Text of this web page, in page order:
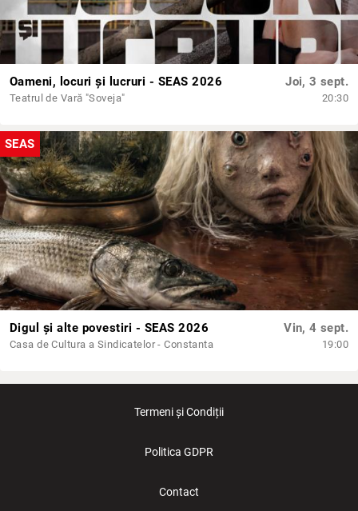
Oameni, locuri și lucruri - SEAS 2026
Teatrul de Vară "Soveja"
Joi, 3 sept.
20:30
SEAS
Digul și alte povestiri - SEAS 2026
Casa de Cultura a Sindicatelor - Constanta
Vin, 4 sept.
19:00
Termeni și Condiții
Politica GDPR
Contact